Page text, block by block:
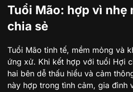
Tuổi Mão: hợp vì nhẹ
chia sẻ
Tuổi Mão tinh tế, mềm mỏng và
ứng xử. Khi kết hợp với tuổi Hợi
hai bên dễ thấu hiểu và cảm
này hợp trong tình cảm, gia đình